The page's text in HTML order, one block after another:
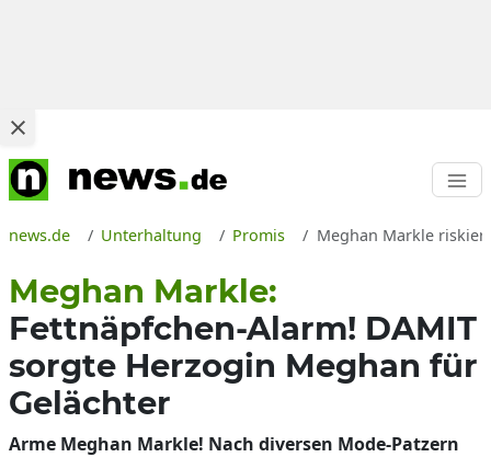
news.de Unterhaltung Promis Meghan Markle
Meghan Markle:
Fettnäpfchen-Alarm! DAMIT
sorgte Herzogin Meghan für
Gelächter
Arme Meghan Markle! Nach diversen Mode-Patzern